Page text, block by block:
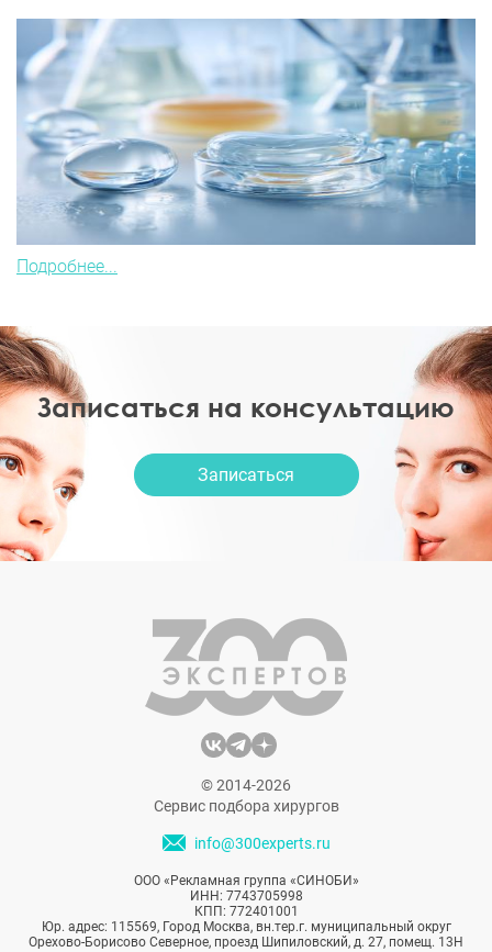
Подробнее...
Записаться на консультацию
Записаться
© 2014-2026
Сервис подбора хирургов
info@300experts.ru
ООО «Рекламная группа «СИНОБИ»
ИНН: 7743705998
КПП: 772401001
Юр. адрес: 115569, Город Москва, вн.тер.г. муниципальный округ
Орехово-Борисово Северное, проезд Шипиловский, д. 27, помещ. 13Н